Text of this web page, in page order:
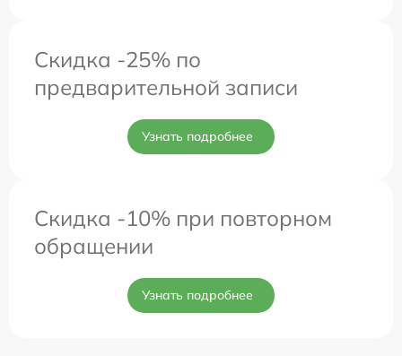
Скидка -25% по
предварительной записи
Узнать подробнее
Скидка -10% при повторном
обращении
Узнать подробнее